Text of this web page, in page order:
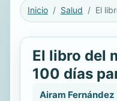
Inicio Salud
El libro del
100 días
Airam Fernández